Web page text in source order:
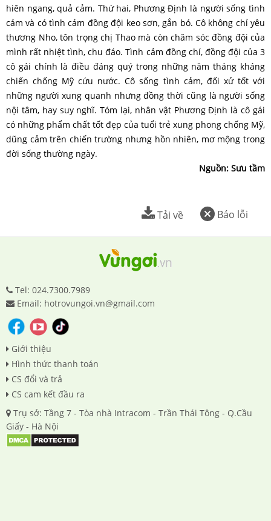
hiên ngang, quả cảm. Thứ hai, Phương Định là người sống tình
cảm và có tình cảm đồng đội keo sơn, gắn bó. Cô không chỉ yêu
thương Nho, tôn trọng chị Thao mà còn chăm sóc đồng đội của
mình rất nhiệt tình, chu đáo. Tình cảm đồng chí, đồng đội của 3
cô gái chính là điều đáng quý trong những năm tháng kháng
chiến chống Mỹ cứu nước. Cô sống tình cảm, đối xử tốt với
những người xung quanh nhưng đồng thời cũng là người sống
nội tâm, hay suy nghĩ. Tóm lại, nhân vật Phương Định là cô gái
có những phẩm chất tốt đẹp của tuổi trẻ xung phong chống Mỹ,
dũng cảm trên chiến trường nhưng hồn nhiên, mơ mộng trong
đời sống thường ngày.
Nguồn: Sưu tầm
Báo lỗi
Tải về
Tel: 024.7300.7989
Email: hotrovungoi.vn@gmail.com
Giới thiệu
Hình thức thanh toán
CS đổi và trả
CS cam kết đầu ra
Trụ sở: Tầng 7 - Tòa nhà Intracom - Trần Thái Tông - Q.Cầu
Giấy - Hà Nội